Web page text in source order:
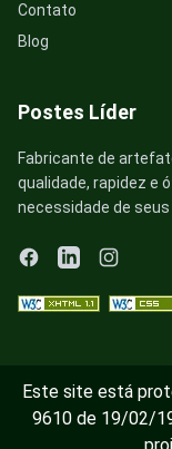
Contato
Blog
Postes Líder
Fabricante de
qualidade, rapidez e
necessidade de
Este site está
9610 de 19/02/